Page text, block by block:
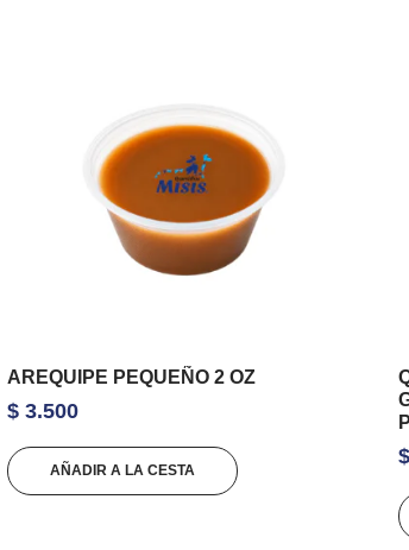
AREQUIPE PEQUEÑO 2 OZ
$ 3.500
AÑADIR A LA CESTA
$